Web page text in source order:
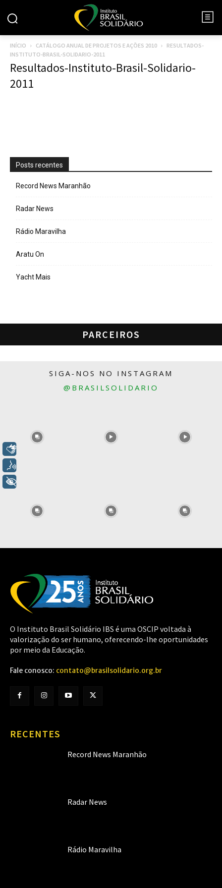
INÍCIO CATÁLOGO ANUAL DE PROJETOS E AÇÕES 2010
RESULTADOS-
INSTITUTO-BRASIL-SOLIDARIO-2011
Resultados-Instituto-Brasil-Solidario-
2011
Posts recentes
Record News Maranhão
Radar News
Rádio Maravilha
Aratu On
Yacht Mais
PARCEIROS
SIGA-NOS NO INSTAGRAM
@BRASILSOLIDARIO
O Instituto Brasil Solidário IBS é uma OSCIP voltada à
valorização do ser humano, oferecendo-lhe oportunidades
por meio da Educação.
Fale conosco: contato@brasilsolidario.org.br
RECENTES
Record News Maranhão
Radar News
Rádio Maravilha